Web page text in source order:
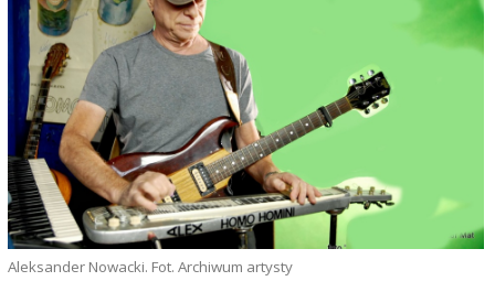
Aleksander Nowacki. Fot. Archiwum artysty